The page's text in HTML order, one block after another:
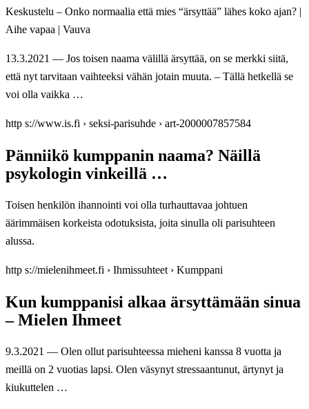
Keskustelu – Onko normaalia että mies “ärsyttää” lähes koko ajan? |
Aihe vapaa | Vauva
13.3.2021 — Jos toisen naama välillä ärsyttää, on se merkki siitä,
että nyt tarvitaan vaihteeksi vähän jotain muuta. – Tällä hetkellä se
voi olla vaikka …
http s://www.is.fi › seksi-parisuhde › art-2000007857584
Pänniikö kumppanin naama? Näillä
psykologin vinkeillä …
Toisen henkilön ihannointi voi olla turhauttavaa johtuen
äärimmäisen korkeista odotuksista, joita sinulla oli parisuhteen
alussa.
http s://mielenihmeet.fi › Ihmissuhteet › Kumppani
Kun kumppanisi alkaa ärsyttämään sinua
– Mielen Ihmeet
9.3.2021 — Olen ollut parisuhteessa mieheni kanssa 8 vuotta ja
meillä on 2 vuotias lapsi. Olen väsynyt stressaantunut, ärtynyt ja
kiukuttelen …